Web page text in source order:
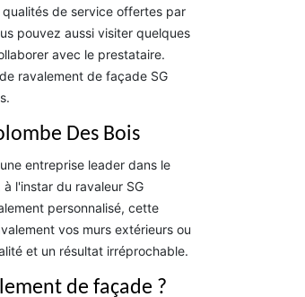
de service offertes par
pouvez aussi visiter quelques
avec le prestataire.
ravalement de façade SG
Des Bois
entreprise leader dans le
l'instar du ravaleur SG
personnalisé, cette
vos murs extérieurs ou
et un résultat irréprochable.
de façade ?